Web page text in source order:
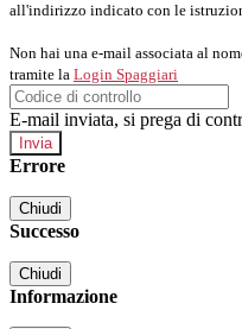
all'indirizzo indicato con le
Non hai una e-mail associata al
tramite la Login Spaggiari
E-mail inviata, si prega di
Errore
Chiudi
Successo
Chiudi
Informazione